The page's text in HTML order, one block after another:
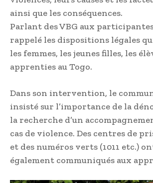
ainsi que les conséquences.
Parlant des VBG aux
rappelé les dispositions légales
les femmes, les jeunes filles, les
apprenties au Togo.
Dans son intervention, le
insisté sur l’importance de la
la recherche d’un
cas de violence. Des centres de
et des numéros verts (1011 etc.)
également communiqués aux